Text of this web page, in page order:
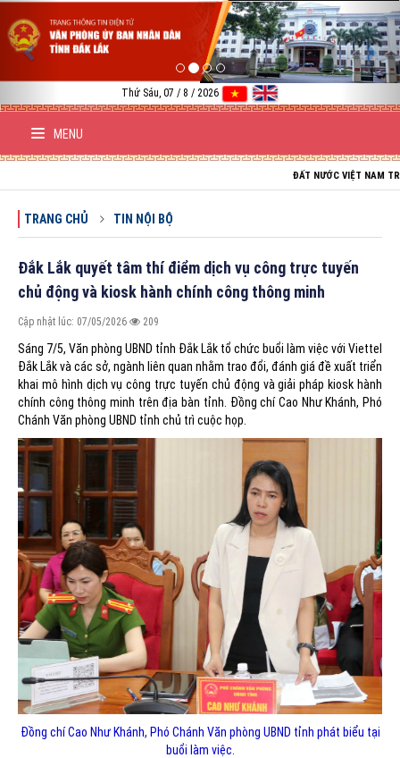
Thứ Sáu, 07 / 8 / 2026
MENU
ĐẤT NƯỚC VIỆT NAM TRƯỜNG
TRANG CHỦ TIN NỘI BỘ
Đắk Lắk quyết tâm thí điểm dịch vụ công trực tuyến
chủ động và kiosk hành chính công thông minh
Cập nhật lúc: 07/05/2026 209
Sáng 7/5, Văn phòng UBND tỉnh Đắk Lắk tổ chức buổi làm việc với Viettel
Đắk Lắk và các sở, ngành liên quan nhằm trao đổi, đánh giá đề xuất triển
khai mô hình dịch vụ công trực tuyến chủ động và giải pháp kiosk hành
chính công thông minh trên địa bàn tỉnh. Đồng chí Cao Như Khánh, Phó
Chánh Văn phòng UBND tỉnh chủ trì cuộc họp.
Đồng chí Cao Như Khánh, Phó Chánh Văn phòng UBND tỉnh phát biểu tại
buổi làm việc.